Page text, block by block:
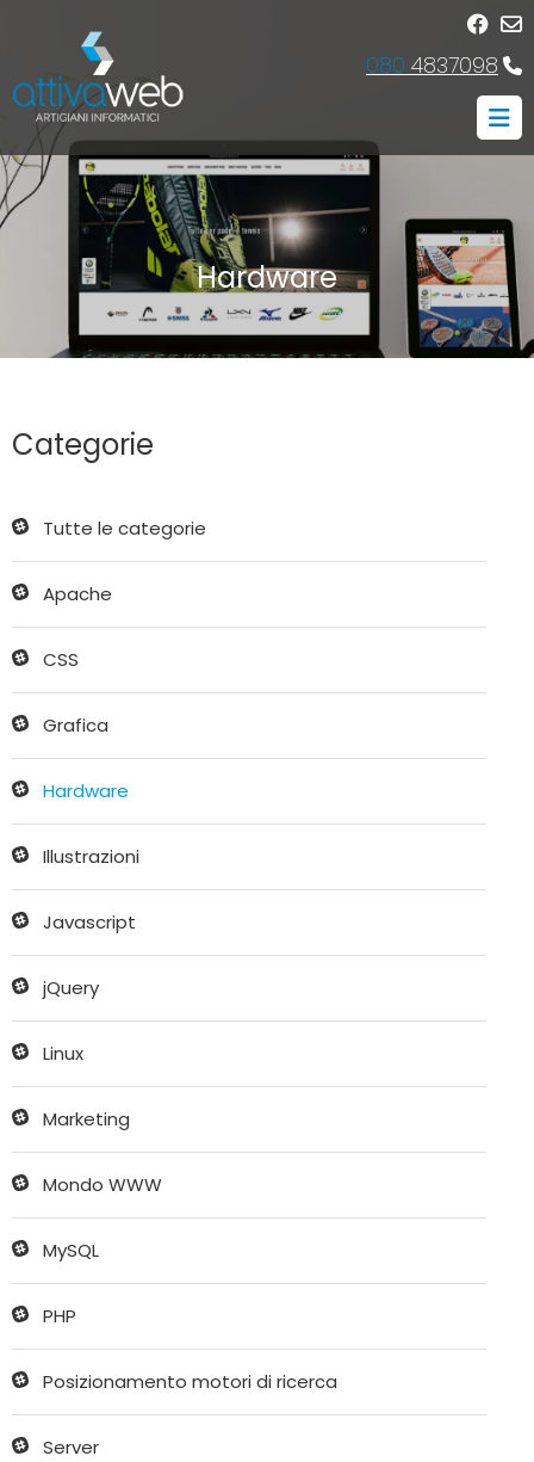
080 4837098
Hardware
Categorie
Tutte le categorie
Apache
CSS
Grafica
Hardware
Illustrazioni
Javascript
jQuery
Linux
Marketing
Mondo WWW
MySQL
PHP
Posizionamento motori di ricerca
Server